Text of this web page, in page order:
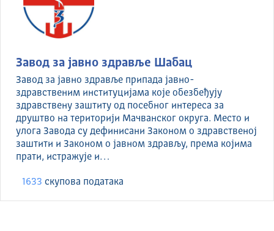
Завод за јавно здравље Шабац
Завод за јавно здравље припада јавно-
здравственим институцијама које обезбеђују
здравствену заштиту од посебног интереса за
друштво на територији Мачванског округа. Место и
улога Завода су дефинисани Законом о здравственој
заштити и Законом о јавном здрављу, према којима
прати, истражује и…
1633 скуповa података